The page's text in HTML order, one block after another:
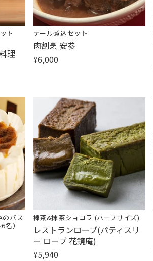
ト
理
テール煮込セット
販
売
肉割烹 安参
¥6,000
のバス
）
棒茶&抹茶ショコラ (ハーフサイズ)
販
売
元:
レストランローブ(パティスリ
ー ローブ 花鏡庵)
¥5,940